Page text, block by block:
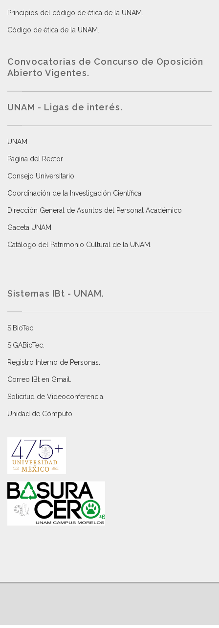
Principios del código de ética de la UNAM
Código de ética de la UNAM
Convocatorias de Concurso de Oposición
Abierto Vigentes.
UNAM - Ligas de interés.
UNAM
Página del Rector
Consejo Universitario
Coordinación de la Investigación Científica
Dirección General de Asuntos del Personal Académico
Gaceta UNAM
Catálogo del Patrimonio Cultural de la UNAM.
Sistemas IBt - UNAM.
SiBioTec
SiGABioTec.
Registro Interno de Personas
Correo IBt en Gmail
Solicitud de Videoconferencia.
Unidad de Cómputo